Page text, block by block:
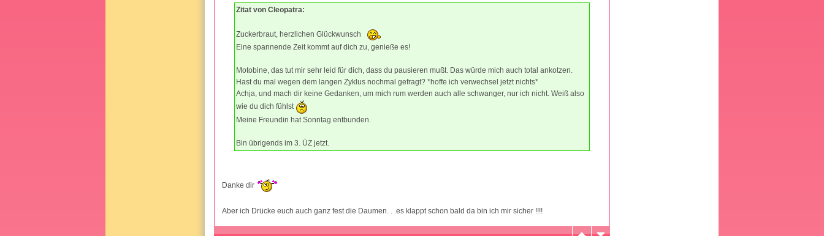
Zitat von Cleopatra:
Zuckerbraut, herzlichen Glückwunsch
Eine spannende Zeit kommt auf dich zu, genieße es!
Motobine, das tut mir sehr leid für dich, dass du pausieren mußt. Das würde mich auch total ankotzen.
Hast du mal wegen dem langen Zyklus nochmal gefragt? *hoffe ich verwechsel jetzt nichts*
Achja, und mach dir keine Gedanken, um mich rum werden auch alle schwanger, nur ich nicht. Weiß also
wie du dich fühlst
Meine Freundin hat Sonntag entbunden.
Bin übrigends im 3. ÜZ jetzt.
Danke dir
Aber ich Drücke euch auch ganz fest die Daumen. . .es klappt schon bald da bin ich mir sicher !!!!